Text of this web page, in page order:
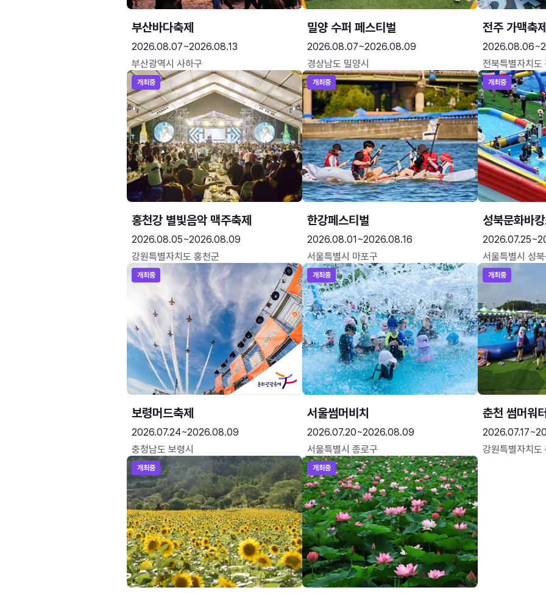
부산바다축제
2026.08.07~2026.08.13
부산광역시 사하구
밀양 수퍼 페스티벌
2026.08.07~2026.08.09
경상남도 밀양시
전주 가맥축
전북특별자치도
개최중
홍천강 별빛음악 맥주축제
2026.08.05~2026.08.09
강원특별자치도 홍천군
개최중
한강페스티벌
2026.08.01~2026.08.16
서울특별시 마포구
개최중
성북문화바
서울특별시 성
개최중
보령머드축제
2026.07.24~2026.08.09
충청남도 보령시
개최중
서울썸머비치
2026.07.20~2026.08.09
서울특별시 종로구
개최중
춘천 썸머워
강원특별자치도
개최중 개최중